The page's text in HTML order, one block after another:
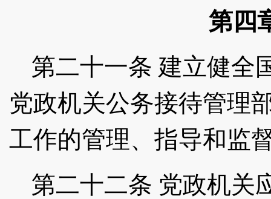
第四
第二十一条 建立健全
党政机关公务接待管理
工作的管理、指导和监
第二十二条 党政机关